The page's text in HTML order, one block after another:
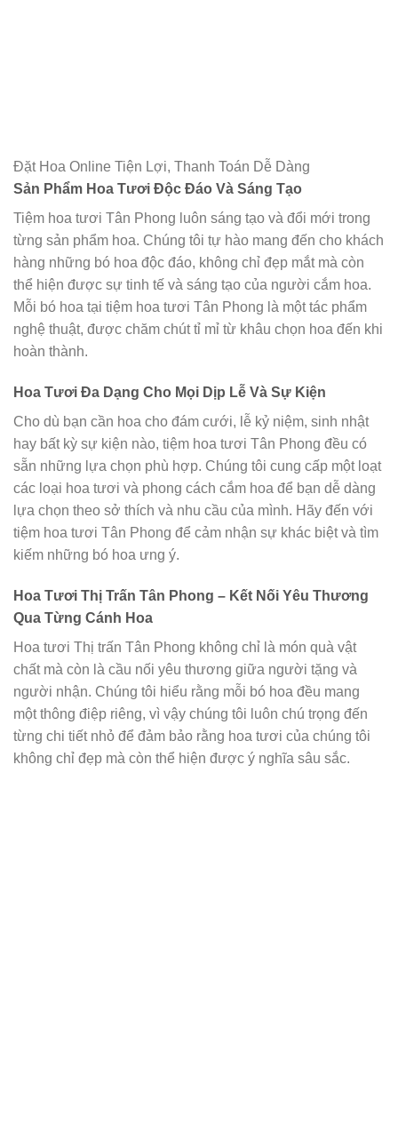
Đặt Hoa Online Tiện Lợi, Thanh Toán Dễ Dàng
Sản Phẩm Hoa Tươi Độc Đáo Và Sáng Tạo
Tiệm hoa tươi Tân Phong luôn sáng tạo và đổi mới trong
từng sản phẩm hoa. Chúng tôi tự hào mang đến cho khách
hàng những bó hoa độc đáo, không chỉ đẹp mắt mà còn
thể hiện được sự tinh tế và sáng tạo của người cắm hoa.
Mỗi bó hoa tại tiệm hoa tươi Tân Phong là một tác phẩm
nghệ thuật, được chăm chút tỉ mỉ từ khâu chọn hoa đến khi
hoàn thành.
Hoa Tươi Đa Dạng Cho Mọi Dịp Lễ Và Sự Kiện
Cho dù bạn cần hoa cho đám cưới, lễ kỷ niệm, sinh nhật
hay bất kỳ sự kiện nào, tiệm hoa tươi Tân Phong đều có
sẵn những lựa chọn phù hợp. Chúng tôi cung cấp một loạt
các loại hoa tươi và phong cách cắm hoa để bạn dễ dàng
lựa chọn theo sở thích và nhu cầu của mình. Hãy đến với
tiệm hoa tươi Tân Phong để cảm nhận sự khác biệt và tìm
kiếm những bó hoa ưng ý.
Hoa Tươi Thị Trấn Tân Phong – Kết Nối Yêu Thương
Qua Từng Cánh Hoa
Hoa tươi Thị trấn Tân Phong không chỉ là món quà vật
chất mà còn là cầu nối yêu thương giữa người tặng và
người nhận. Chúng tôi hiểu rằng mỗi bó hoa đều mang
một thông điệp riêng, vì vậy chúng tôi luôn chú trọng đến
từng chi tiết nhỏ để đảm bảo rằng hoa tươi của chúng tôi
không chỉ đẹp mà còn thể hiện được ý nghĩa sâu sắc.